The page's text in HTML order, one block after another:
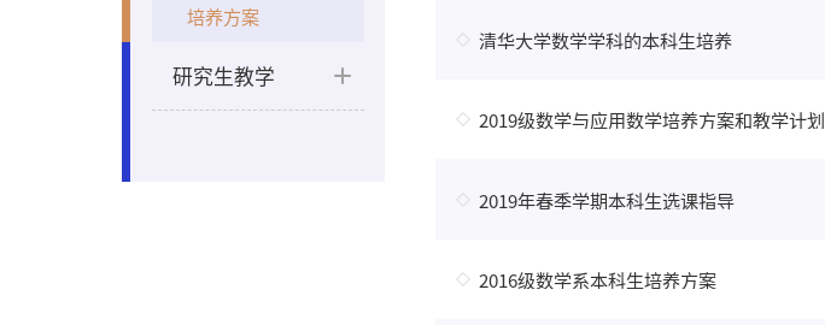
培养方案
研究生教学
清华大学数学学科的本科生培养
2019级数学与应用数学培养方案和教学计划
2019年春季学期本科生选课指导
2016级数学系本科生培养方案